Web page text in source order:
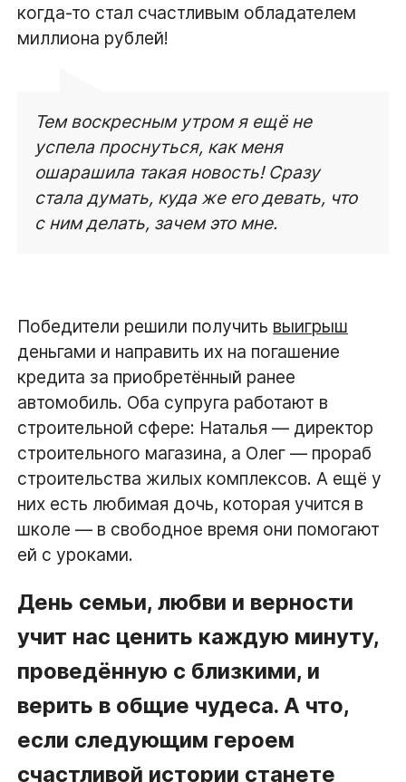
когда-то стал счастливым обладателем
миллиона рублей!
Тем воскресным утром я ещё не
успела проснуться, как меня
ошарашила такая новость! Сразу
стала думать, куда же его девать, что
с ним делать, зачем это мне.
Победители решили получить выигрыш
деньгами и направить их на погашение
кредита за приобретённый ранее
автомобиль. Оба супруга работают в
строительной сфере: Наталья — директор
строительного магазина, а Олег — прораб
строительства жилых комплексов. А ещё у
них есть любимая дочь, которая учится в
школе — в свободное время они помогают
ей с уроками.
День семьи, любви и верности
учит нас ценить каждую минуту,
проведённую с близкими, и
верить в общие чудеса. А что,
если следующим героем
счастливой истории станете